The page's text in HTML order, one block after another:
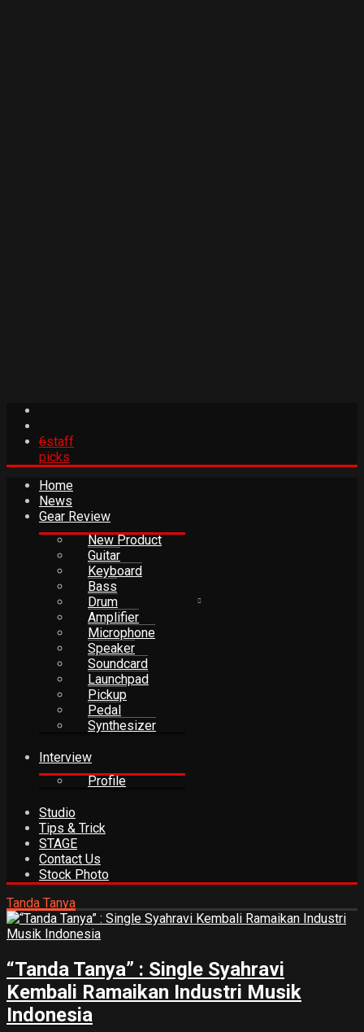
6staff
picks
Home
News
Gear Review
New Product
Guitar
Keyboard
Bass
Drum
Amplifier
Microphone
Speaker
Soundcard
Launchpad
Pickup
Pedal
Synthesizer
Interview
Profile
Studio
Tips & Trick
STAGE
Contact Us
Stock Photo
Tanda Tanya
“Tanda Tanya” : Single Syahravi
Kembali Ramaikan Industri Musik
Indonesia